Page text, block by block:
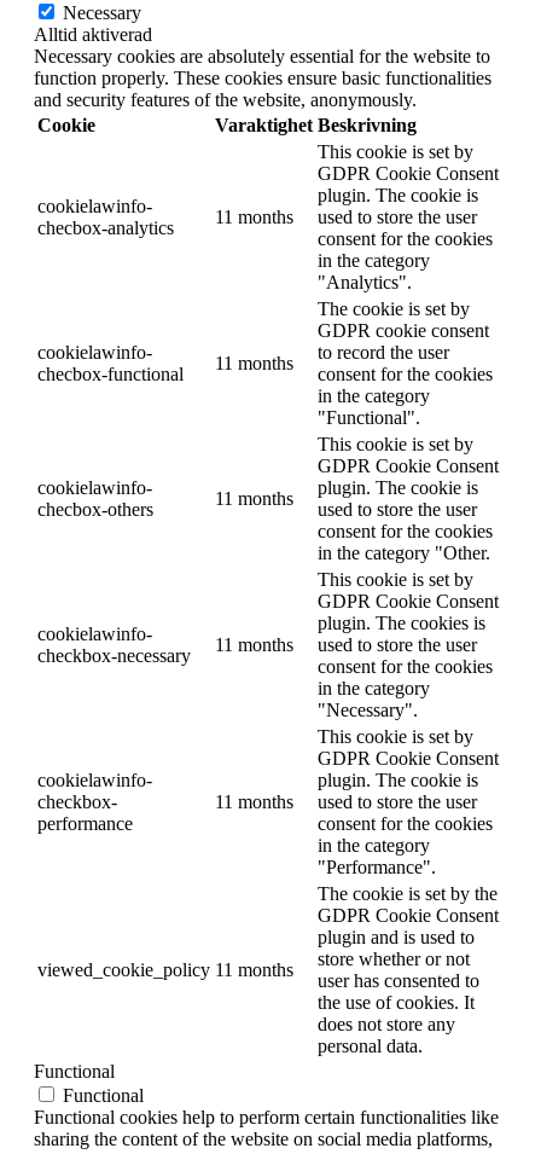
Necessary
Alltid aktiverad
Necessary cookies are absolutely essential for the website to
function properly. These cookies ensure basic functionalities
and security features of the website, anonymously.
Cookie
Varaktighet Beskrivning
cookielawinfo-
checbox-analytics
11 months
This cookie is set by
GDPR Cookie Consent
plugin. The cookie is
used to store the user
consent for the cookies
in the category
"Analytics".
cookielawinfo-
checbox-functional
11 months
The cookie is set by
GDPR cookie consent
to record the user
consent for the cookies
in the category
"Functional".
cookielawinfo-
checbox-others
11 months
This cookie is set by
GDPR Cookie Consent
plugin. The cookie is
used to store the user
consent for the cookies
in the category "Other.
cookielawinfo-
checkbox-necessary
11 months
This cookie is set by
GDPR Cookie Consent
plugin. The cookies is
used to store the user
consent for the cookies
in the category
"Necessary".
cookielawinfo-
checkbox-
performance
11 months
This cookie is set by
GDPR Cookie Consent
plugin. The cookie is
used to store the user
consent for the cookies
in the category
"Performance".
viewed_cookie_policy 11 months
The cookie is set by the
GDPR Cookie Consent
plugin and is used to
store whether or not
user has consented to
the use of cookies. It
does not store any
personal data.
Functional
Functional
Functional cookies help to perform certain functionalities like
sharing the content of the website on social media platforms,